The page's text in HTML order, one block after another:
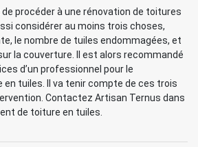
procéder à une rénovation de toitures
considérer au moins trois choses,
le nombre de tuiles endommagées, et
la couverture. Il est alors recommandé
d’un professionnel pour le
tuiles. Il va tenir compte de ces trois
Contactez Artisan Ternus dans
de toiture en tuiles.